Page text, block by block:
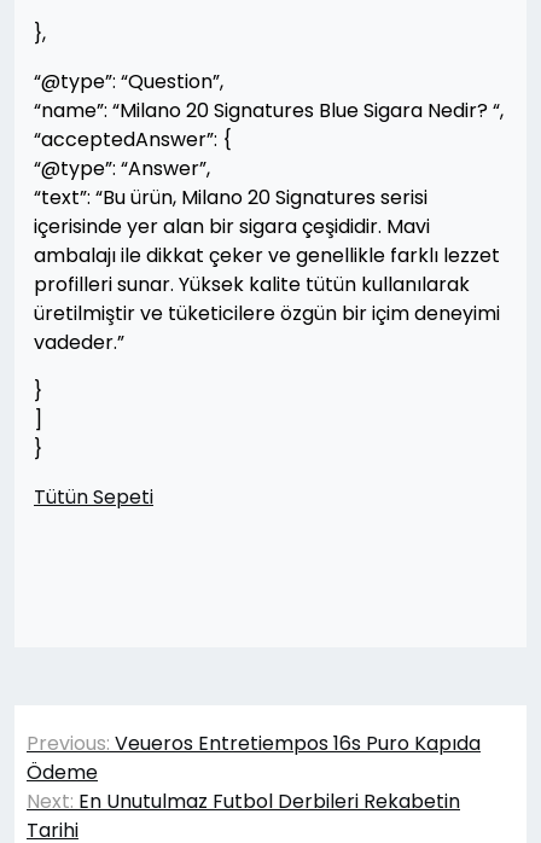
},
“@type”: “Question”,
“name”: “Milano 20 Signatures Blue Sigara Nedir? “,
“acceptedAnswer”: {
“@type”: “Answer”,
“text”: “Bu ürün, Milano 20 Signatures serisi
içerisinde yer alan bir sigara çeşididir. Mavi
ambalajı ile dikkat çeker ve genellikle farklı lezzet
profilleri sunar. Yüksek kalite tütün kullanılarak
üretilmiştir ve tüketicilere özgün bir içim deneyimi
vadeder.”
}
]
}
Tütün Sepeti
Yazı
gezinmesi
Previous: Veueros Entretiempos 16s Puro Kapıda
Ödeme
Next: En Unutulmaz Futbol Derbileri Rekabetin
Tarihi